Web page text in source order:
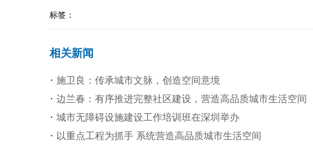
标签：
相关新闻
施卫良：传承城市文脉，创造空间意境
边兰春：有序推进完整社区建设，营造高品质城市生活空间
城市无障碍设施建设工作培训班在深圳举办
以重点工程为抓手 系统营造高品质城市生活空间